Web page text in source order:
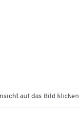
auf das Bild klicken